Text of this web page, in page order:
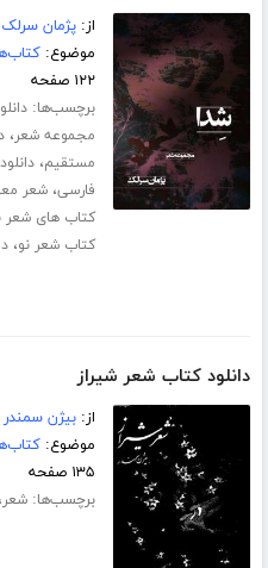
از:پژمان سرلک
موضوع:
۱۲۲ صفحه
برچسب‌ها:
مجموعه شعر،
مستقیم،
فارسی،شعر
کتاب های شعر
کتاب شعر نو،
دانلود کتاب شعر شیراز
از:بیژن سمندر
موضوع:
۱۳۵ صفحه
برچسب‌ها:شعر